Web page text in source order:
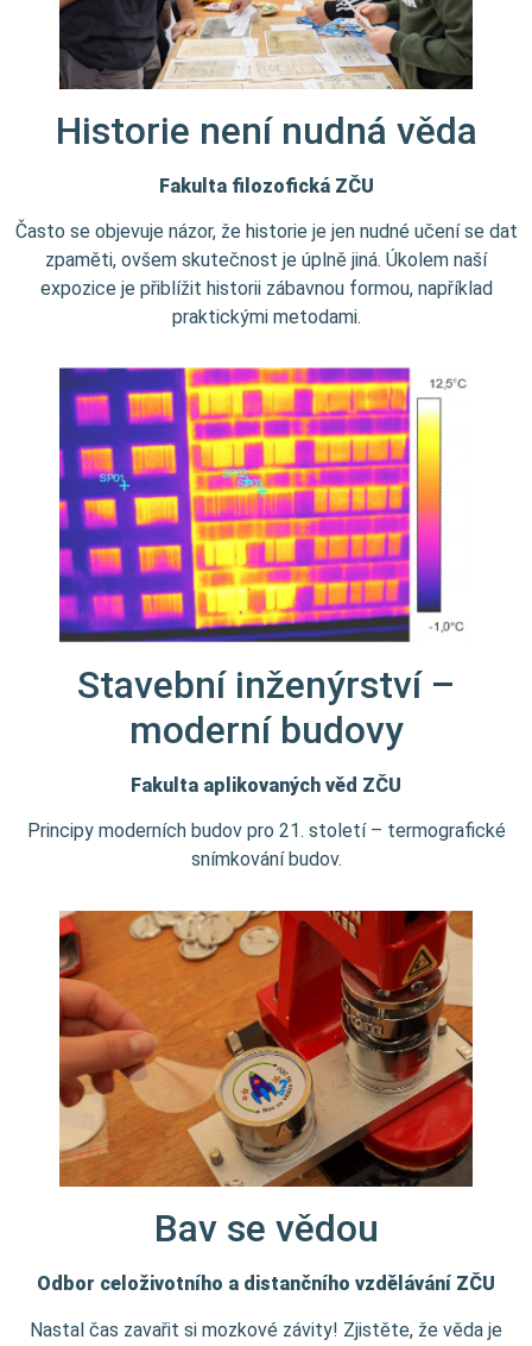
Historie není nudná věda
Fakulta filozofická ZČU
Často se objevuje názor, že historie je jen nudné učení se dat
zpaměti, ovšem skutečnost je úplně jiná. Úkolem naší
expozice je přiblížit historii zábavnou formou, například
praktickými metodami.
Stavební inženýrství –
moderní budovy
Fakulta aplikovaných věd ZČU
Principy moderních budov pro 21. století – termografické
snímkování budov.
Bav se vědou
Odbor celoživotního a distančního vzdělávání ZČU
Nastal čas zavařit si mozkové závity! Zjistěte, že věda je